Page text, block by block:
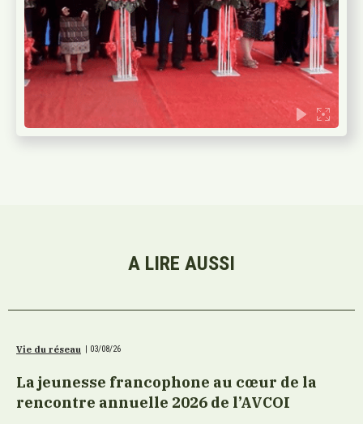
A LIRE AUSSI
Vie du réseau | 03/08/26
La jeunesse francophone au cœur de la
rencontre annuelle 2026 de l’AVCOI